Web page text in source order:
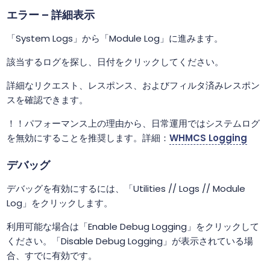
エラー – 詳細表示
「System Logs」から「Module Log」に進みます。
該当するログを探し、日付をクリックしてください。
詳細なリクエスト、レスポンス、およびフィルタ済みレスポン
スを確認できます。
！！パフォーマンス上の理由から、日常運用ではシステムログ
を無効にすることを推奨します。詳細： WHMCS Logging
デバッグ
デバッグを有効にするには、「Utilities // Logs // Module
Log」をクリックします。
利用可能な場合は「Enable Debug Logging」をクリックして
ください。「Disable Debug Logging」が表示されている場
合、すでに有効です。